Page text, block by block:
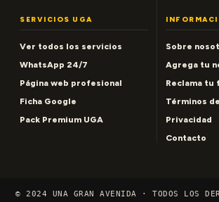
SERVICIOS UGA
Ver todos los servicios
WhatsApp 24/7
Página web profesional
Ficha Google
Pack Premium UGA
Sobre
Agrega tu
Reclama tu
Términos
Privacidad
Contacto
© 2024 UNA GRAN AVENIDA · TODOS LOS